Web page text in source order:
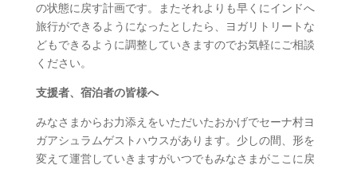
の状態に戻す計画です。またそれよりも早くにインドへ
旅行ができるようになったとしたら、ヨガリトリートな
どもできるように調整していきますのでお気軽にご相談
ください。
支援者、宿泊者の皆様へ
みなさまからお力添えをいただいたおかげでセーナ村ヨ
ガアシュラムゲストハウスがあります。少しの間、形を
変えて運営していきますがいつでもみなさまがここに戻